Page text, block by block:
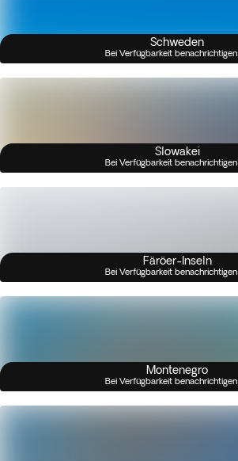
Schweden
Bei Verfügbarkeit benachrichtigen
Slowakei
Bei Verfügbarkeit benachrichtigen
Färöer-Inseln
Bei Verfügbarkeit benachrichtigen
Montenegro
Bei Verfügbarkeit benachrichtigen